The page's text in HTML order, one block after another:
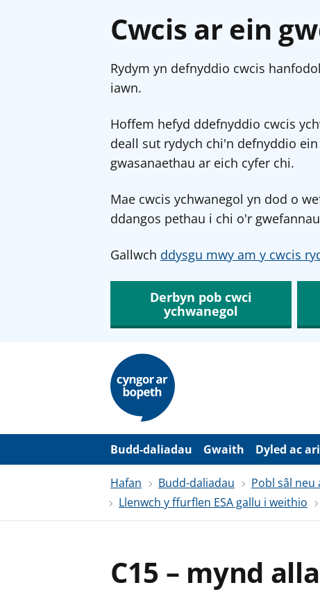
Cwcis ar ein
Rydym yn defnyddio cwcis
iawn.
Hoffem hefyd ddefnyddio cwcis
deall sut rydych chi'n defnyddio
gwasanaethau ar eich cyfer chi.
Mae cwcis ychwanegol yn dod o
ddangos pethau i chi o'r
Gallwch ddysgu mwy am y cwcis
Derbyn pob cwci
ychwanegol
i
g
Budd-daliadau Gwaith Dyled ac
Hafan Budd-daliadau Pobl sâl neu
Llenwch y ffurflen ESA gallu i weithio
C15 – mynd